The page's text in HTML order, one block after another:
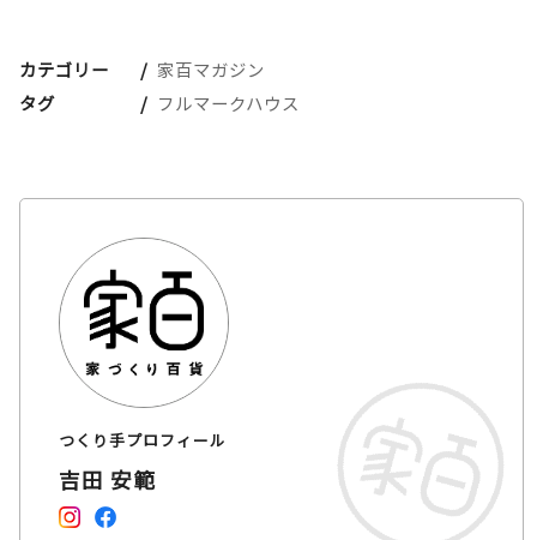
カテゴリー
家百マガジン
タグ
フルマークハウス
つくり手プロフィール
吉田 安範